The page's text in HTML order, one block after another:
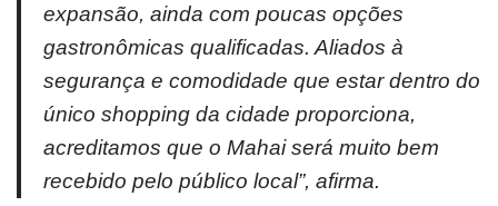
expansão, ainda com poucas opções
gastronômicas qualificadas. Aliados à
segurança e comodidade que estar dentro do
único shopping da cidade proporciona,
acreditamos que o Mahai será muito bem
recebido pelo público local”, afirma.